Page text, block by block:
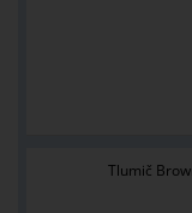
Tlumič